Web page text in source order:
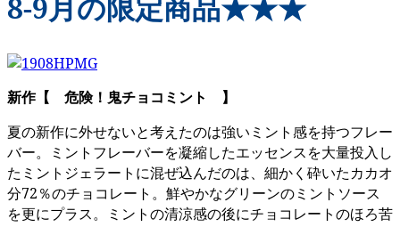
新作【 危険！鬼チョコミント 】
夏の新作に外せないと考えたのは強いミント感を持つフレー
バー。ミントフレーバーを凝縮したエッセンスを大量投入し
たミントジェラートに混ぜ込んだのは、細かく砕いたカカオ
分72％のチョコレート。鮮やかなグリーンのミントソース
を更にプラス。ミントの清涼感の後にチョコレートのほろ苦